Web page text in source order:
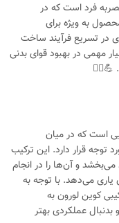
فرد است که در
به ویژه برای
در تسریع فرآیند ساخت
مهمی در بهبود قوای بدنی
💪🏋️‍♂️
است که در میان
توجه قرار دارد. این ترکیب
و آن‌ها را در انجام
یاری می‌دهد. با توجه به
کوین لورون به
عملکردی بهتر